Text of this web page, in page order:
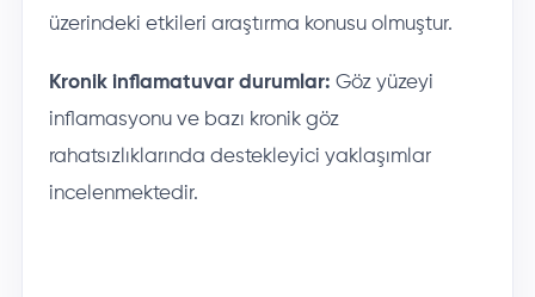
üzerindeki etkileri araştırma konusu olmuştur.
Kronik inflamatuvar durumlar: Göz yüzeyi
inflamasyonu ve bazı kronik göz
rahatsızlıklarında destekleyici yaklaşımlar
incelenmektedir.